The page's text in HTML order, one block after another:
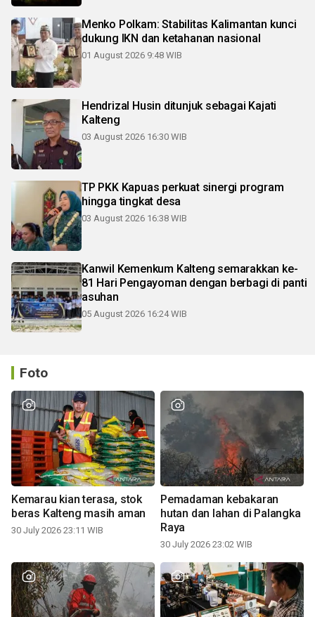
Menko Polkam: Stabilitas Kalimantan kunci
dukung IKN dan ketahanan nasional
01 August 2026 9:48 WIB
Hendrizal Husin ditunjuk sebagai Kajati
Kalteng
03 August 2026 16:30 WIB
TP PKK Kapuas perkuat sinergi program
hingga tingkat desa
03 August 2026 16:38 WIB
Kanwil Kemenkum Kalteng semarakkan ke-
81 Hari Pengayoman dengan berbagi di panti
asuhan
05 August 2026 16:24 WIB
Foto
Kemarau kian terasa, stok
beras Kalteng masih aman
30 July 2026 23:11 WIB
Pemadaman kebakaran
hutan dan lahan di Palangka
Raya
30 July 2026 23:02 WIB